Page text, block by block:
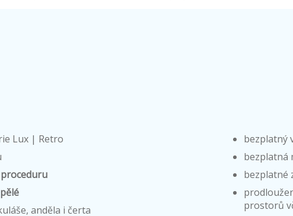
Lux | Retro
anděla i čerta
bezplatný
bezplatná
bezplatné
prostorů